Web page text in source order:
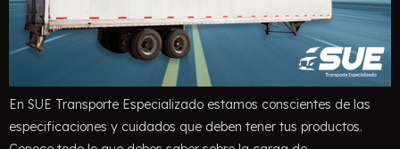
En SUE Transporte Especializado estamos conscientes de las
especificaciones y cuidados que deben tener tus productos.